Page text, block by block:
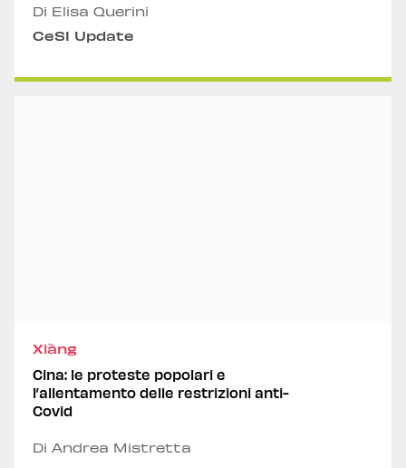
Di Elisa Querini
CeSI Update
Xiàng
Cina: le proteste popolari e
l’allentamento delle restrizioni anti-
Covid
Di Andrea Mistretta